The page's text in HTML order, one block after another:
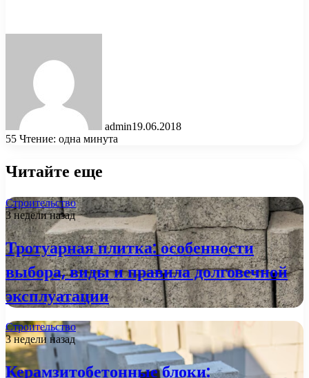
admin19.06.2018
55 Чтение: одна минута
Читайте еще
Строительство
3 недели назад
Тротуарная плитка: особенности
выбора, виды и правила долговечной
эксплуатации
Строительство
3 недели назад
Керамзитобетонные блоки: